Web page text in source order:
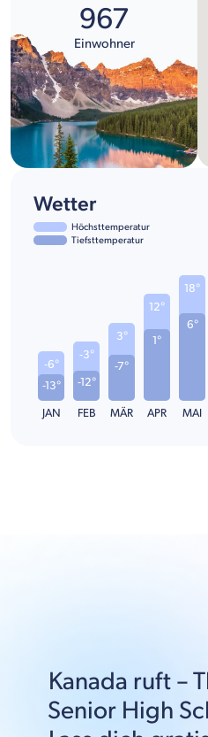
967
Einwohner
Wetter
Höchsttemperatur
Tiefsttemperatur
-13°
-6°
JAN
-12°
-3°
FEB
-7°
3°
MÄR
1°
12°
APR
6°
18°
MAI
Kanada ruft –
Senior High